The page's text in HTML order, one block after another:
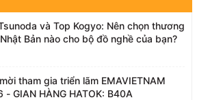
và Top Kogyo: Nên chọn thương
Bản nào cho bộ đồ nghề của bạn?
tham gia triển lãm EMAVIETNAM
- GIAN HÀNG HATOK: B40A